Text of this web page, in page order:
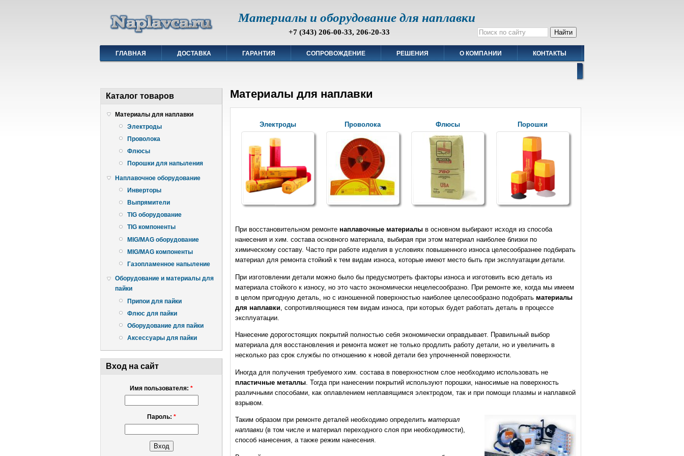
Материалы и оборудование для наплавки
+7 (343) 206-00-33, 206-20-33
ГЛАВНАЯ ДОСТАВКА ГАРАНТИЯ СОПРОВОЖДЕНИЕ РЕШЕНИЯ О КОМПАНИИ КОНТАКТЫ
Каталог товаров
Материалы для наплавки
Электроды
Проволока
Флюсы
Порошки для напыления
Наплавочное оборудование
Инверторы
Выпрямители
TIG оборудование
TIG компоненты
MIG/MAG оборудование
MIG/MAG компоненты
Газопламенное напыление
Оборудование и материалы для
пайки
Припои для пайки
Флюс для пайки
Оборудование для пайки
Аксессуары для пайки
Вход на сайт
Имя пользователя: *
Пароль: *
Материалы для наплавки
Электроды Проволока Флюсы Порошки
При восстановительном ремонте наплавочные материалы в основном выбирают исходя из способа
нанесения и хим. состава основного материала, выбирая при этом материал наиболее близки по
химическому составу. Часто при работе изделия в условиях повышенного износа целесообразнее подбирать
материал для ремонта стойкий к тем видам износа, которые имеют место быть при эксплуатации детали.
При изготовлении детали можно было бы предусмотреть факторы износа и изготовить всю деталь из
материала стойкого к износу, но это часто экономически нецелесообразно. При ремонте же, когда мы имеем
в целом пригодную деталь, но с изношенной поверхностью наиболее целесообразно подобрать материалы
для наплавки , сопротивляющиеся тем видам износа, при которых будет работать деталь в процессе
эксплуатации.
Нанесение дорогостоящих покрытий полностью себя экономически оправдывает. Правильный выбор
материала для восстановления и ремонта может не только продлить работу детали, но и увеличить в
несколько раз срок службы по отношению к новой детали без упрочненной поверхности.
Иногда для получения требуемого хим. состава в поверхностном слое необходимо использовать не
пластичные металлы . Тогда при нанесении покрытий используют порошки, наносимые на поверхность
различными способами, как оплавлением неплавящимся электродом, так и при помощи плазмы и наплавкой
взрывом.
Таким образом при ремонте деталей необходимо определить материал
наплавки (в том числе и материал переходного слоя при необходимости),
способ нанесения, а также режим нанесения.